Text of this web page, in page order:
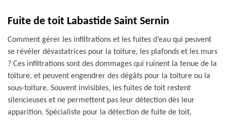
Fuite de toit Labastide Saint Sernin
Comment gérer les infiltrations et les fuites d’eau qui peuvent
se révéler dévastatrices pour la toiture, les plafonds et les murs
? Ces infiltrations sont des dommages qui ruinent la tenue de la
toiture, et peuvent engendrer des dégâts pour la toiture ou la
sous-toiture. Souvent invisibles, les fuites de toit restent
silencieuses et ne permettent pas leur détection dès leur
apparition. Spécialiste pour la détection de fuite de toit,